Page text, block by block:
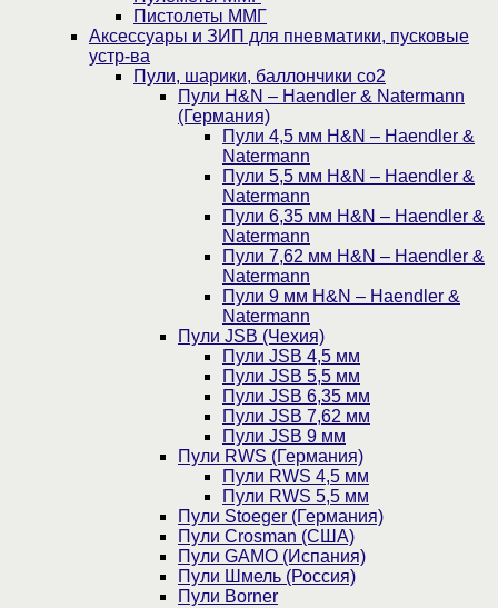
Пистолеты ММГ
Аксессуары и ЗИП для пневматики, пусковые
устр-ва
Пули, шарики, баллончики со2
Пули H&N – Haendler & Natermann
(Германия)
Пули 4,5 мм H&N – Haendler &
Natermann
Пули 5,5 мм H&N – Haendler &
Natermann
Пули 6,35 мм H&N – Haendler &
Natermann
Пули 7,62 мм H&N – Haendler &
Natermann
Пули 9 мм H&N – Haendler &
Natermann
Пули JSB (Чехия)
Пули JSB 4,5 мм
Пули JSB 5,5 мм
Пули JSB 6,35 мм
Пули JSB 7,62 мм
Пули JSB 9 мм
Пули RWS (Германия)
Пули RWS 4,5 мм
Пули RWS 5,5 мм
Пули Stoeger (Германия)
Пули Crosman (США)
Пули GAMO (Испания)
Пули Шмель (Россия)
Пули Borner